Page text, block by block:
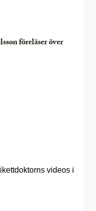
föreläser över
videos i